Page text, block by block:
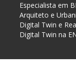
Especialista em
Arquiteto e
Digital Twin e
Digital Twin na